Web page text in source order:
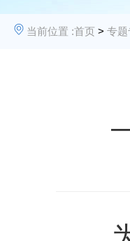
当前位置 :首页 > 专题